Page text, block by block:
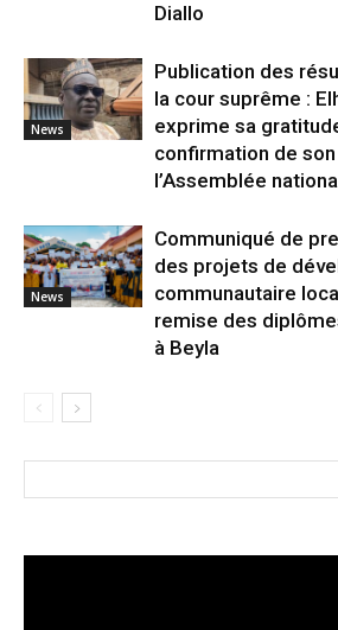
Diallo
News
Publication des
la cour suprême :
exprime sa
confirmation de
l’Assemblée
News
Communiqué de
des projets de
communautaire
remise des
à Beyla